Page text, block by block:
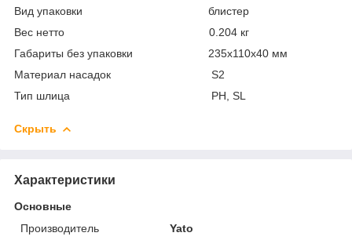
Вид упаковки блистер
Вес нетто 0.204 кг
Габариты без упаковки 235х110х40 мм
Материал насадок S2
Тип шлица PH, SL
Скрыть
Характеристики
Основные
Производитель
Yato